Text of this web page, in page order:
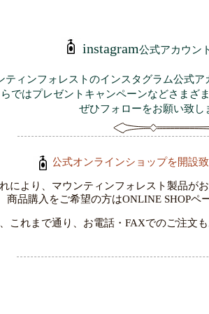
instagram公式アカウン
ティンフォレストのインスタグラム公式ア
ではプレゼントキャンペーンなどさまざ
ぜひフォローをお願い致し
公式オンラインショップを開設致
により、マウンティンフォレスト製品が
商品購入をご希望の方はONLINE SHOPペ
これまで通り、お電話・FAXでのご注文